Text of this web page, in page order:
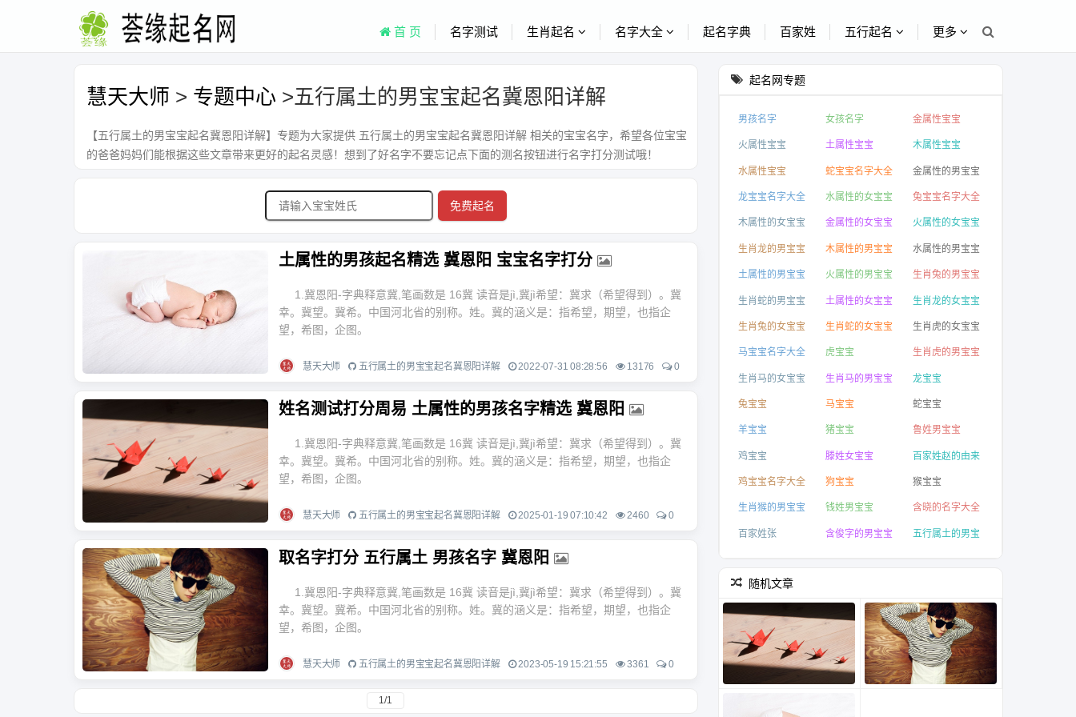
首 页 名字测试 生肖起名 名字大全 起名字典 百家姓 五行起名 更多
慧天大师 > 专题中心 >五行属土的男宝宝起名冀恩阳详解
【五行属土的男宝宝起名冀恩阳详解】专题为大家提供 五行属土的男宝宝起名冀恩阳详解 相关的宝宝名字，希望各位宝宝
的爸爸妈妈们能根据这些文章带来更好的起名灵感！想到了好名字不要忘记点下面的测名按钮进行名字打分测试哦！
免费起名
土属性的男孩起名精选 冀恩阳 宝宝名字打分
1.冀恩阳-字典释意冀,笔画数是 16冀 读音是jì,冀jì希望：冀求（希望得到）。冀
幸。冀望。冀希。中国河北省的别称。姓。冀的涵义是：指希望，期望，也指企
望，希图，企图。
慧天大师 五行属土的男宝宝起名冀恩阳详解 2022-07-31 08:28:56 13176 0
姓名测试打分周易 土属性的男孩名字精选 冀恩阳
1.冀恩阳-字典释意冀,笔画数是 16冀 读音是jì,冀jì希望：冀求（希望得到）。冀
幸。冀望。冀希。中国河北省的别称。姓。冀的涵义是：指希望，期望，也指企
望，希图，企图。
慧天大师 五行属土的男宝宝起名冀恩阳详解 2025-01-19 07:10:42 2460 0
取名字打分 五行属土 男孩名字 冀恩阳
1.冀恩阳-字典释意冀,笔画数是 16冀 读音是jì,冀jì希望：冀求（希望得到）。冀
幸。冀望。冀希。中国河北省的别称。姓。冀的涵义是：指希望，期望，也指企
望，希图，企图。
慧天大师 五行属土的男宝宝起名冀恩阳详解 2023-05-19 15:21:55 3361 0
1/1
起名网专题
男孩名字 女孩名字 金属性宝宝
火属性宝宝 土属性宝宝 木属性宝宝
水属性宝宝 蛇宝宝名字大全 金属性的男宝宝
龙宝宝名字大全 水属性的女宝宝 兔宝宝名字大全
木属性的女宝宝 金属性的女宝宝 火属性的女宝宝
生肖龙的男宝宝
起名
木属性的男宝宝 水属性的男宝宝
土属性的男宝宝 火属性的男宝宝 生肖兔的男宝宝
起名
生肖蛇的男宝宝
起名
土属性的女宝宝 生肖龙的女宝宝
起名
生肖兔的女宝宝
起名
生肖蛇的女宝宝
起名
生肖虎的女宝宝
马宝宝名字大全 虎宝宝 生肖虎的男宝宝
生肖马的女宝宝
起名
生肖马的男宝宝
起名
龙宝宝
兔宝宝 马宝宝 蛇宝宝
羊宝宝 猪宝宝 鲁姓男宝宝
鸡宝宝 滕姓女宝宝 百家姓赵的由来
鸡宝宝名字大全 狗宝宝 猴宝宝
生肖猴的男宝宝 钱姓男宝宝 含晓的名字大全
百家姓张 含俊字的男宝宝 五行属土的男宝
随机文章